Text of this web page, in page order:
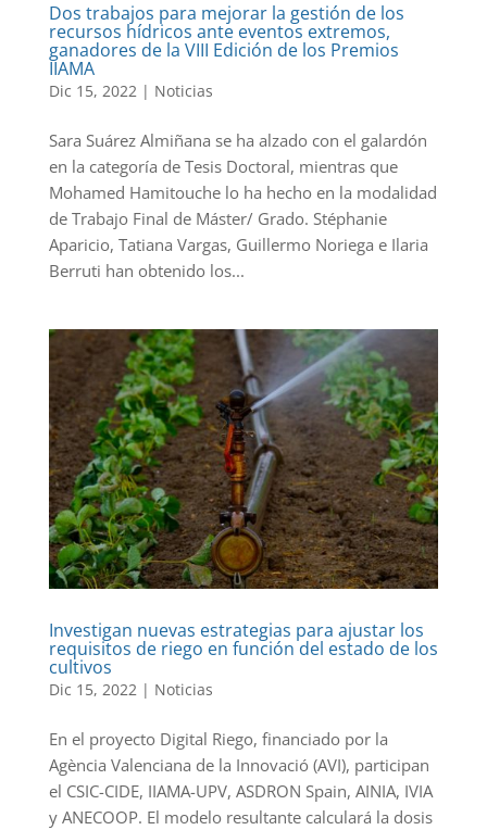
Dos trabajos para mejorar la gestión de los
recursos hídricos ante eventos extremos,
ganadores de la VIII Edición de los Premios
IIAMA
Dic 15, 2022| Noticias
Sara Suárez Almiñana se ha alzado con el galardón
en la categoría de Tesis Doctoral, mientras que
Mohamed Hamitouche lo ha hecho en la modalidad
de Trabajo Final de Máster/ Grado. Stéphanie
Aparicio, Tatiana Vargas, Guillermo Noriega e Ilaria
Berruti han obtenido los...
Investigan nuevas estrategias para ajustar los
requisitos de riego en función del estado de los
cultivos
Dic 15, 2022| Noticias
En el proyecto Digital Riego, financiado por la
Agència Valenciana de la Innovació (AVI), participan
el CSIC-CIDE, IIAMA-UPV, ASDRON Spain, AINIA, IVIA
y ANECOOP. El modelo resultante calculará la dosis